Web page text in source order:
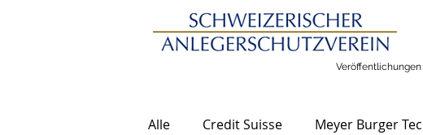
Veröffentlichungen
Alle Credit Suisse Meyer Burger